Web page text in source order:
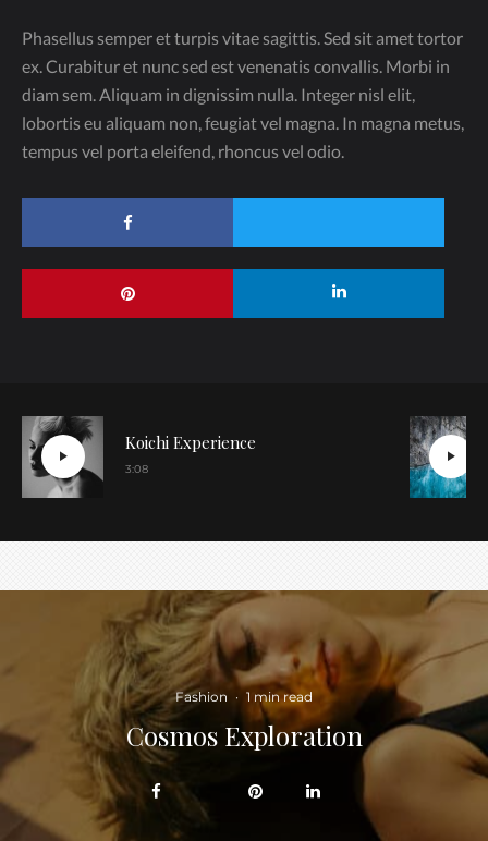
Phasellus semper et turpis vitae sagittis. Sed sit amet tortor
ex. Curabitur et nunc sed est venenatis convallis. Morbi in
diam sem. Aliquam in dignissim nulla. Integer nisl elit,
lobortis eu aliquam non, feugiat vel magna. In magna metus,
tempus vel porta eleifend, rhoncus vel odio.
Koichi Experience
3:08
Fashion · 1 min read
Cosmos Exploration